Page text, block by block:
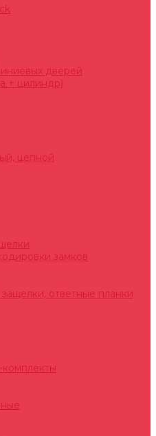
дверей
+ цилиндр)
цепной
замков
ответные планки